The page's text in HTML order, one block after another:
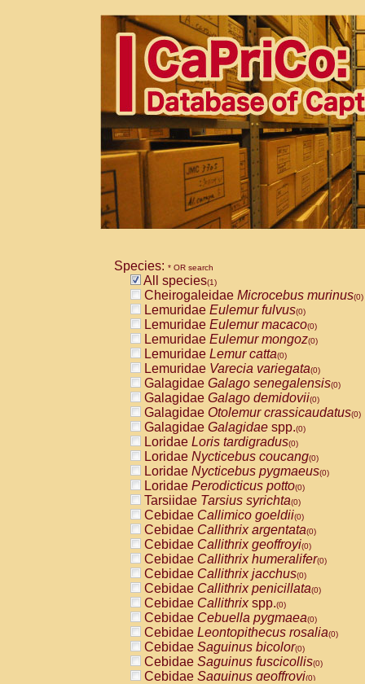
Species: * OR search
All species(1)
Cheirogaleidae Microcebus murinus(0)
Lemuridae Eulemur fulvus(0)
Lemuridae Eulemur macaco(0)
Lemuridae Eulemur mongoz(0)
Lemuridae Lemur catta(0)
Lemuridae Varecia variegata(0)
Galagidae Galago senegalensis(0)
Galagidae Galago demidovii(0)
Galagidae Otolemur crassicaudatus(0)
Galagidae Galagidae spp.(0)
Loridae Loris tardigradus(0)
Loridae Nycticebus coucang(0)
Loridae Nycticebus pygmaeus(0)
Loridae Perodicticus potto(0)
Tarsiidae Tarsius syrichta(0)
Cebidae Callimico goeldii(0)
Cebidae Callithrix argentata(0)
Cebidae Callithrix geoffroyi(0)
Cebidae Callithrix humeralifer(0)
Cebidae Callithrix jacchus(0)
Cebidae Callithrix penicillata(0)
Cebidae Callithrixspp.(0)
Cebidae Cebuella pygmaea(0)
Cebidae Leontopithecus rosalia(0)
Cebidae Saguinus bicolor(0)
Cebidae Saguinus fuscicollis(0)
Cebidae Saguinus geoffroyi(0)